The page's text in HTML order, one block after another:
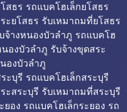
สธร รถแบคโฮเล็กยโสธร
ะยโสธร รับเหมาถมที่ยโสธร
างหนองบัวลำภู รถแบคโฮ
องบัวลำภู รับจ้างขุดสระ
องบัวลำภู
ะบุรี รถแบคโฮเล็กสระบุรี
ะสระบุรี รับเหมาถมที่สระบุรี
อง รถแบคโฮเล็กระยอง รถ